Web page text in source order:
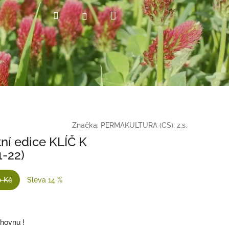
HledatPřihlášeníNákupní
košík
Značka: PERMAKULTURA (CS), z.s.
edice KLÍČ K
22)
Kč Sleva 14 %
!